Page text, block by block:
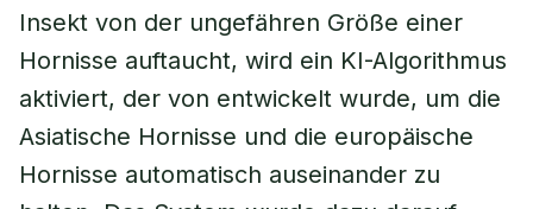
Insekt von der ungefähren Größe einer
Hornisse auftaucht, wird ein KI-Algorithmus
aktiviert, der von entwickelt wurde, um die
Asiatische Hornisse und die europäische
Hornisse automatisch auseinander zu